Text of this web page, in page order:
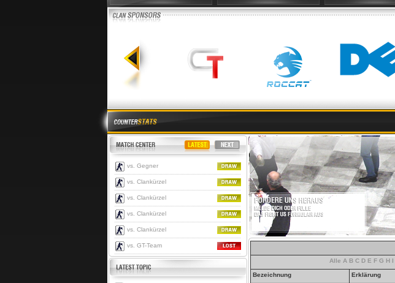
vs. Gegner
vs. Clankürzel
vs. Clankürzel
vs. Clankürzel
vs. Clankürzel
vs. GT-Team
Alle A B C D E F G H I
Bezeichnung Erklärung